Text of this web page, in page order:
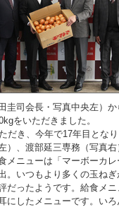
圭司会長・写真中央左）
をいただきました。
だき、今年で17年目とな
）、渡部延三専務（写真右
メニューは「マーボーカレ
。 いつもより多くの玉ねぎ
だったようです。 給食メニ
にしたメニューです。い